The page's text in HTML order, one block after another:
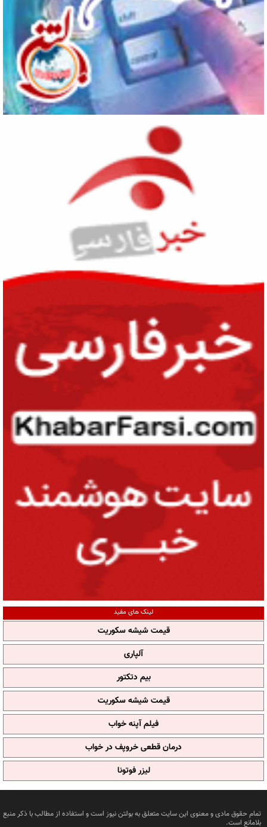
لینک های مفید
قیمت شیشه سکوریت
آلپاری
بیم دتکتور
قیمت شیشه سکوریت
فیلم آپنه خواب
درمان قطعی خروپف در خواب
لیزر فوتونا
تمام حقوق مادی و معنوی این سایت متعلق به بولتن نیوز است و استفاده از مطالب با ذکر منبع
بلامانع است.